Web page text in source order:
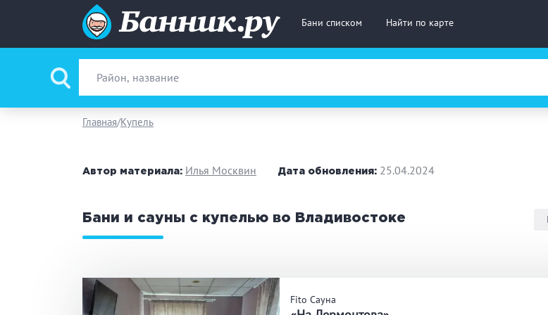
Бани списком Найти по карте
Вид парной
Вместимость
Банные услуги
Кедровая бочка
Главная Купель
Автор материала: Илья Москвин Дата обновления: 25.04.2024
Бани и сауны с купелью во Владивостоке
Fito Cауна